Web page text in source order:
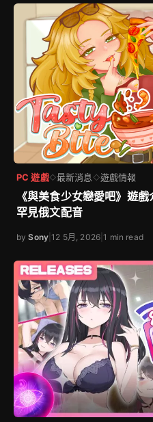
PC 遊戲◇最新消息 ◇遊戲情報
《與美食少女戀愛吧》遊
罕見俄文配音
bySony |12 5月, 2026 |1 min read